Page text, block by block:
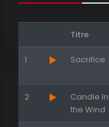
Titre
1 Sacrifice
2
Candle In
the Wind